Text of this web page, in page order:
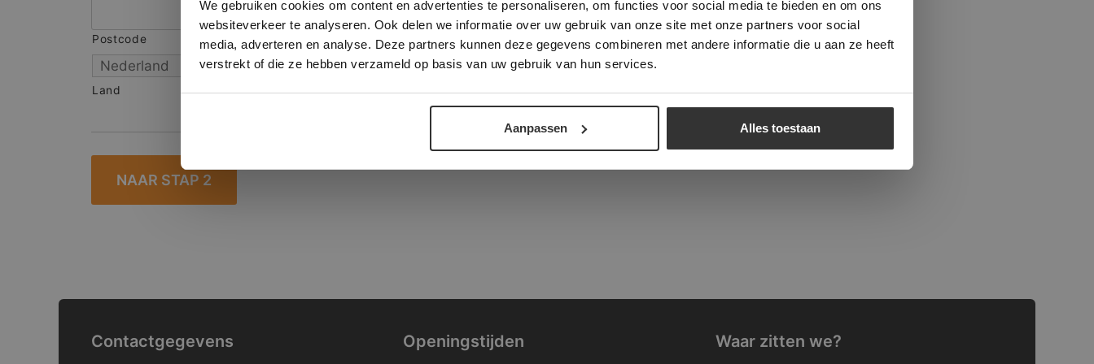
We gebruiken cookies om content en advertenties te personaliseren, om functies voor social media te bieden en om ons
websiteverkeer te analyseren. Ook delen we informatie over uw gebruik van onze site met onze partners voor social
media, adverteren en analyse. Deze partners kunnen deze gegevens combineren met andere informatie die u aan ze heeft
verstrekt of die ze hebben verzameld op basis van uw gebruik van hun services.
Aanpassen Alles toestaan
Postcode Stad
Land
Contactgegevens Openingstijden Waar zitten we?
verder
ALLES ACCEPTEREN ALLES AFWIJZEN